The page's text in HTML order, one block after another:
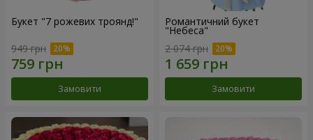
Букет "7 рожевих троянд!"
949 грн
Замовити
Романтичний букет
"Небеса"
2 074 грн
Замовити